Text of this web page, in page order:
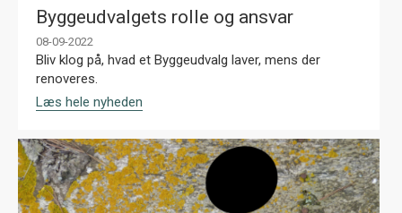
Byggeudvalgets rolle og ansvar
08-09-2022
Bliv klog på, hvad et Byggeudvalg laver, mens der
renoveres.
Læs hele nyheden